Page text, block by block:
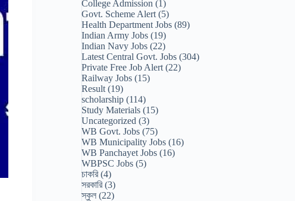
College Admission (1)
Govt. Scheme Alert (5)
Health Department Jobs (89)
Indian Army Jobs (19)
Indian Navy Jobs (22)
Latest Central Govt. Jobs (304)
Private Free Job Alert (22)
Railway Jobs (15)
Result (19)
scholarship (114)
Study Materials (15)
Uncategorized (3)
WB Govt. Jobs (75)
WB Municipality Jobs (16)
WB Panchayet Jobs (16)
WBPSC Jobs (5)
চাকরি(4)
সরকারি(3)
স্কুল (22)